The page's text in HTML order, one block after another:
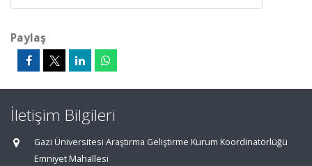
Paylaş
İletişim Bilgileri
Gazi Üniversitesi Araştırma Geliştirme Kurum Koordinatörlüğü
Emniyet Mahallesi